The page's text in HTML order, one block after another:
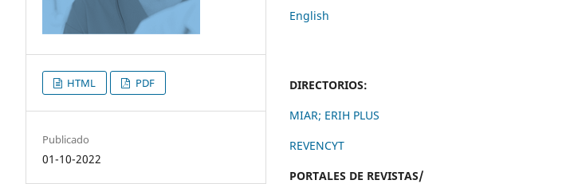
HTML PDF
Publicado
01-10-2022
English
DIRECTORIOS:
MIAR; ERIH PLUS
REVENCYT
PORTALES DE REVISTAS/